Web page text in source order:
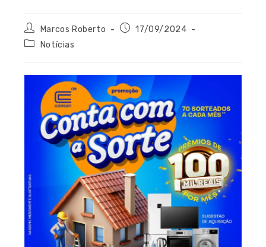
Marcos Roberto
17/09/2024
Notícias